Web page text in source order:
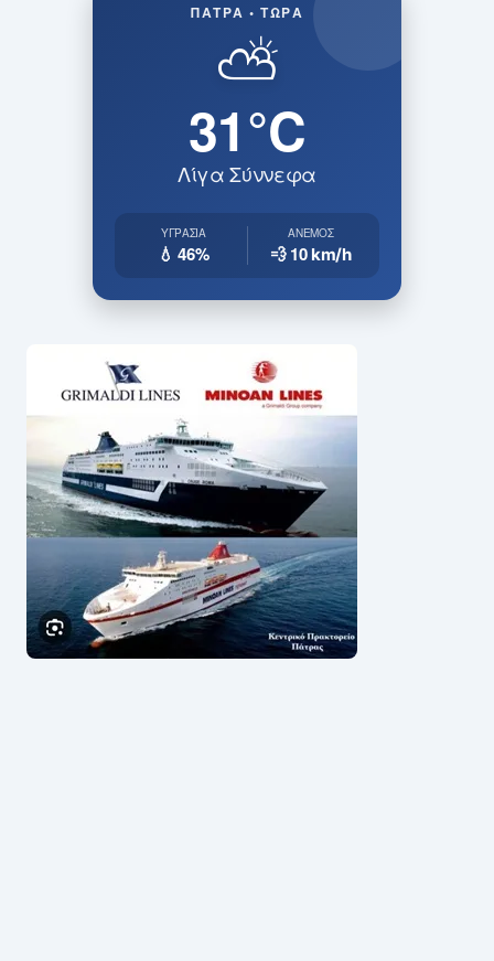
ΠΆΤΡΑ • ΤΏΡΑ
⛅
31°C
Λίγα Σύννεφα
ΥΓΡΑΣΊΑ
💧 46%
ΆΝΕΜΟΣ
💨 10km/h